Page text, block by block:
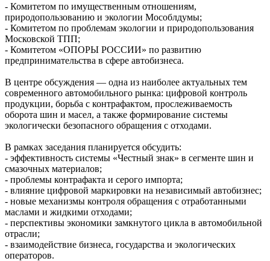
- Комитетом по имущественным отношениям,
природопользованию и экологии Мособлдумы;
- Комитетом по проблемам экологии и природопользования
Московской ТПП;
- Комитетом «ОПОРЫ РОССИИ» по развитию
предпринимательства в сфере автобизнеса.
В центре обсуждения — одна из наиболее актуальных тем
современного автомобильного рынка: цифровой контроль
продукции, борьба с контрафактом, прослеживаемость
оборота шин и масел, а также формирование системы
экологически безопасного обращения с отходами.
В рамках заседания планируется обсудить:
- эффективность системы «Честный знак» в сегменте шин и
смазочных материалов;
- проблемы контрафакта и серого импорта;
- влияние цифровой маркировки на независимый автобизнес;
- новые механизмы контроля обращения с отработанными
маслами и жидкими отходами;
- перспективы экономики замкнутого цикла в автомобильной
отрасли;
- взаимодействие бизнеса, государства и экологических
операторов.